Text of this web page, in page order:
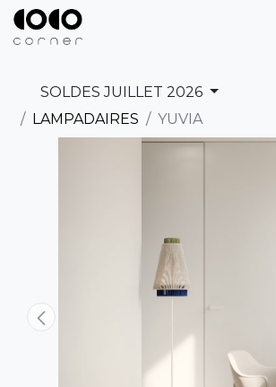
SOLDES JUILLET 2026
LAMPADAIRES
YUVIA